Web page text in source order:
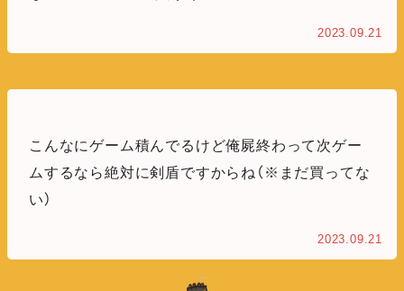
2023.09.21
こんなにゲーム積んでるけど俺屍終わって次ゲー
ムするなら絶対に剣盾ですからね（※まだ買ってな
い）
2023.09.21